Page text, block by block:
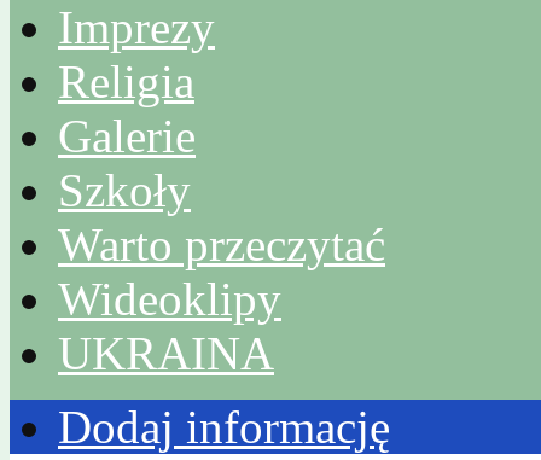
Imprezy
Religia
Galerie
Szkoły
Warto przeczytać
Wideoklipy
UKRAINA
Dodaj informację